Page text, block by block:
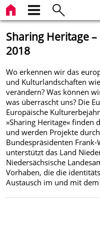
Sharing Heritage
2018
Wo erkennen wir das
und Kulturlandschaften
verändern? Was können
was überrascht uns? Die
Europäische
»Sharing Heritage« finden
und werden Projekte
Bundespräsidenten Frank-
unterstützt das Land
Niedersächsische
Vorhaben, die die
Austausch im und mit